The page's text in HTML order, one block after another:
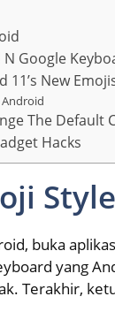
Google
New
The Default
Hacks
buka
yang
Terakhir,